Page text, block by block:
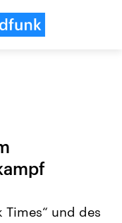
Times“ und des